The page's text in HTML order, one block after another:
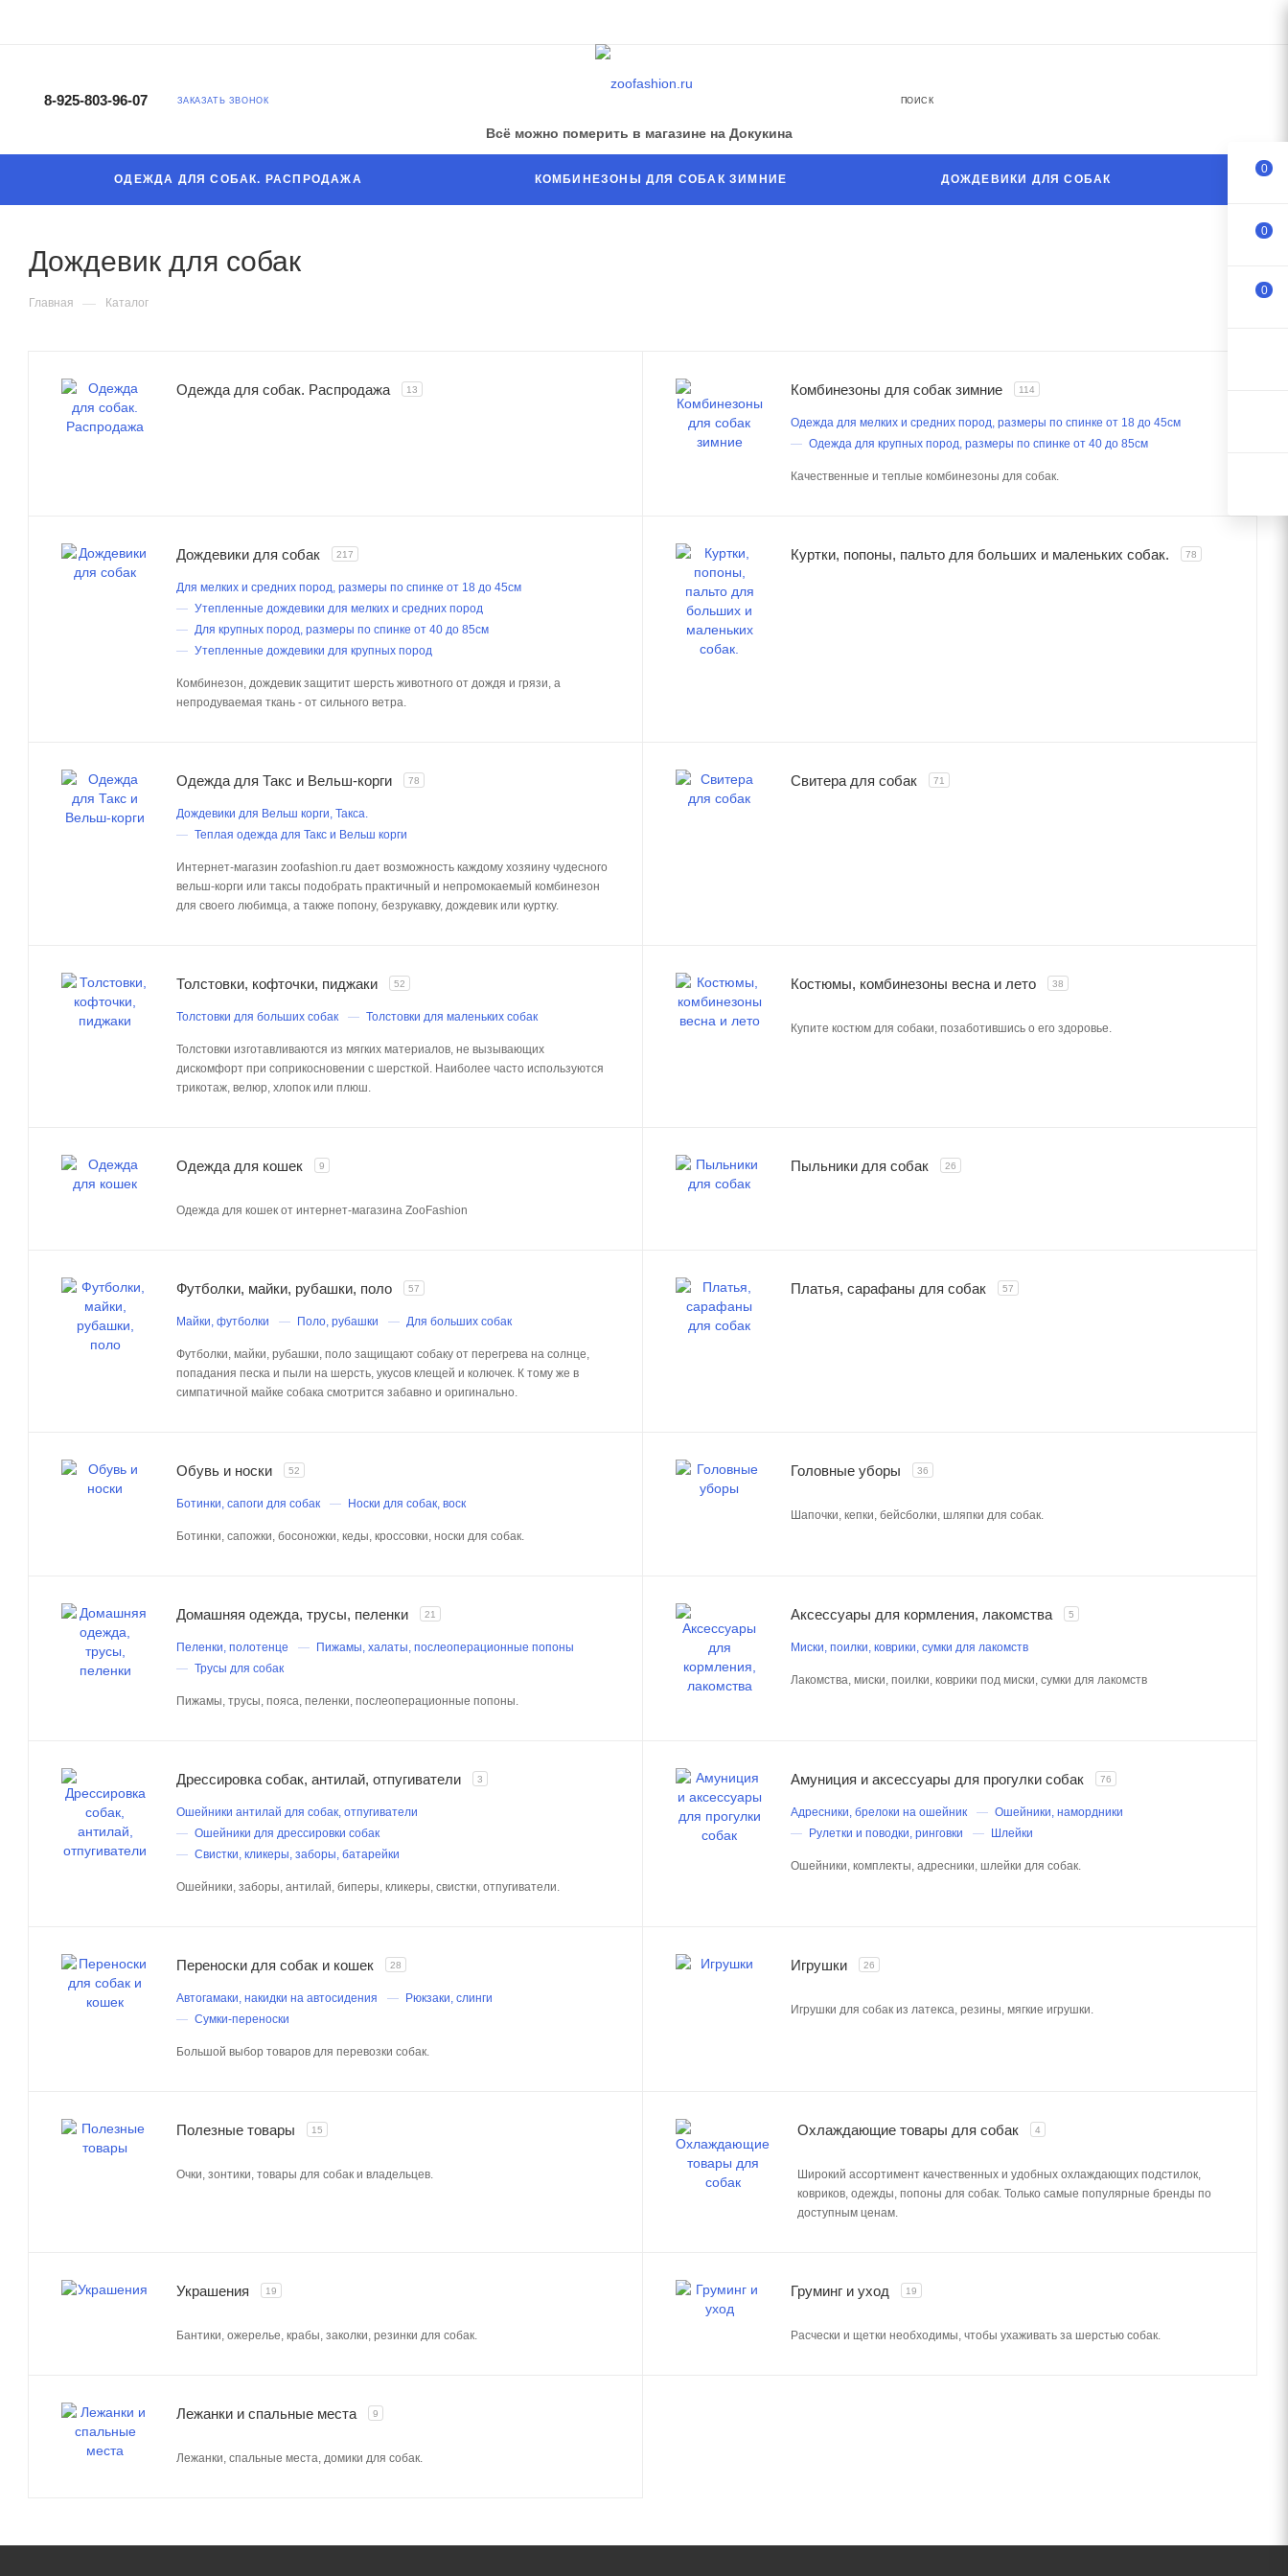
8-925-803-96-07 ЗАКАЗАТЬ ЗВОНОК
Всё можно померить в магазине на Докукина
ПОИСК
ОДЕЖДА ДЛЯ СОБАК. РАСПРОДАЖА КОМБИНЕЗОНЫ ДЛЯ СОБАК ЗИМНИЕ ДОЖДЕВИКИ ДЛЯ СОБАК
Дождевик для собак
Главная — Каталог
Одежда для собак. Распродажа 13 Комбинезоны для собак зимние 114
Одежда для мелких и средних пород, размеры по спинке от 18 до 45см
Одежда для крупных пород, размеры по спинке от 40 до 85см
Качественные и теплые комбинезоны для собак.
Дождевики для собак 217
Для мелких и средних пород, размеры по спинке от 18 до 45см
Утепленные дождевики для мелких и средних пород
Для крупных пород, размеры по спинке от 40 до 85см
Утепленные дождевики для крупных пород
Комбинезон, дождевик защитит шерсть животного от дождя и грязи, а
непродуваемая ткань - от сильного ветра.
Куртки, попоны, пальто для больших и маленьких собак. 78
Одежда для Такс и Вельш-корги 78
Дождевики для Вельш корги, Такса.
Теплая одежда для Такс и Вельш корги
Интернет-магазин zoofashion.ru дает возможность каждому хозяину чудесного
вельш-корги или таксы подобрать практичный и непромокаемый комбинезон
для своего любимца, а также попону, безрукавку, дождевик или куртку.
Свитера для собак 71
Толстовки, кофточки, пиджаки 52
Толстовки для больших собак Толстовки для маленьких собак
Толстовки изготавливаются из мягких материалов, не вызывающих
дискомфорт при соприкосновении с шерсткой. Наиболее часто используются
трикотаж, велюр, хлопок или плюш.
Костюмы, комбинезоны весна и лето 38
Купите костюм для собаки, позаботившись о его здоровье.
Одежда для кошек 9
Одежда для кошек от интернет-магазина ZooFashion
Пыльники для собак 26
Футболки, майки, рубашки, поло 57
Майки, футболки Поло, рубашки Для больших собак
Футболки, майки, рубашки, поло защищают собаку от перегрева на солнце,
попадания песка и пыли на шерсть, укусов клещей и колючек. К тому же в
симпатичной майке собака смотрится забавно и оригинально.
Платья, сарафаны для собак 57
Обувь и носки 52
Ботинки, сапоги для собак Носки для собак, воск
Ботинки, сапожки, босоножки, кеды, кроссовки, носки для собак.
Головные уборы 36
Шапочки, кепки, бейсболки, шляпки для собак.
Домашняя одежда, трусы, пеленки 21
Пеленки, полотенце
Пижамы, халаты, послеоперационные попоны
Трусы для собак
Пижамы, трусы, пояса, пеленки, послеоперационные попоны.
Аксессуары для кормления, лакомства 5
Миски, поилки, коврики, сумки для лакомств
Лакомства, миски, поилки, коврики под миски, сумки для лакомств
Дрессировка собак, антилай, отпугиватели 3
Ошейники антилай для собак, отпугиватели
Ошейники для дрессировки собак
Свистки, кликеры, заборы, батарейки
Ошейники, заборы, антилай, биперы, кликеры, свистки, отпугиватели.
Амуниция и аксессуары для прогулки собак 76
Адресники, брелоки на ошейник
Ошейники, намордники
Рулетки и поводки, ринговки
Шлейки
Ошейники, комплекты, адресники, шлейки для собак.
Переноски для собак и кошек 28
Автогамаки, накидки на автосидения
Рюкзаки, слинги
Сумки-переноски
Большой выбор товаров для перевозки собак.
Игрушки 26
Игрушки для собак из латекса, резины, мягкие игрушки.
Полезные товары 15
Очки, зонтики, товары для собак и владельцев.
Охлаждающие товары для собак 4
Широкий ассортимент качественных и удобных охлаждающих подстилок,
ковриков, одежды, попоны для собак. Только самые популярные бренды по
доступным ценам.
Украшения 19
Бантики, ожерелье, крабы, заколки, резинки для собак.
Груминг и уход 19
Расчески и щетки необходимы, чтобы ухаживать за шерстью собак.
Лежанки и спальные места 9
Лежанки, спальные места, домики для собак.
0
0
0